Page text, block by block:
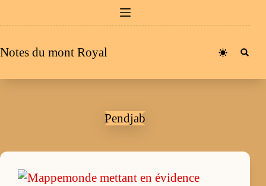
au
Notes du mont Royal
Pendjab